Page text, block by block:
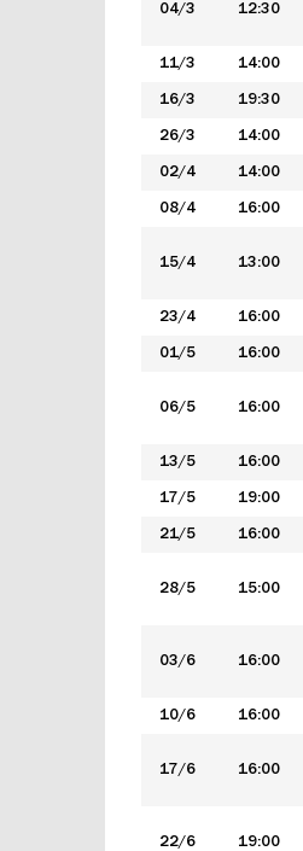
04/3 12:30
11/3 14:00
16/3 19:30
26/3 14:00
02/4 14:00
08/4 16:00
15/4 13:00
23/4 16:00
01/5 16:00
06/5 16:00
13/5 16:00
17/5 19:00
21/5 16:00
28/5 15:00
03/6 16:00
10/6 16:00
17/6 16:00
22/6 19:00